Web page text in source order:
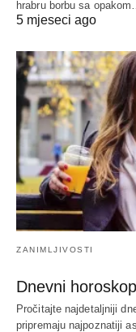
hrabru borbu sa opakom…
5 mjeseci ago
ZANIMLJIVOSTI
Dnevni
Pročitajte najdetaljniji
pripremaju najpoznatiji